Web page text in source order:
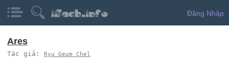
Đăng Nhập
Ares
Tác giả: Ryu Geum Chel